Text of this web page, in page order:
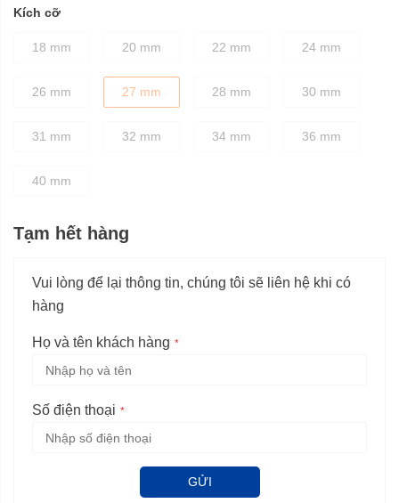
Kích cỡ
18 mm 20 mm 22 mm 24 mm
26 mm 27 mm 28 mm 30 mm
31 mm 32 mm 34 mm 36 mm
40 mm
Tạm hết hàng
Vui lòng để lại thông tin, chúng tôi sẽ liên hệ khi có
hàng
Họ và tên khách hàng
Số điện thoại
GỬI